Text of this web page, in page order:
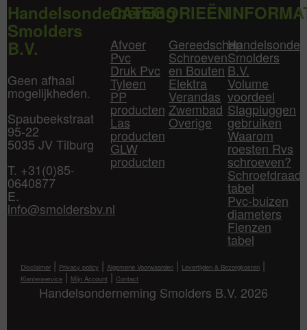
Handelsonderneming
Smolders
B.V.
Geen afhaal
mogelijkheden.
Spaubeekstraat
95-22
5035 JV Tilburg
T. +31(0)85-
0640877
E.
info@smoldersbv.nl
CATEGORIEËN
Afvoer
Pvc
Druk Pvc
Tyleen
PP
producten
Las
producten
GLW
producten
Gereedschap
Schroeven
en Bouten
Elektra
Verandas
Zwembad
Overige
Smolders
B.V.
Volume
voordeel
Slagpluggen
gebruiken
Waarom
roesten Rvs
schroeven?
Schroefdraad
tabel
Pvc-buizen
diameters
Flenzen
tabel
Disclaimer | Privacy policy | Algemene Voorwaarden | Levertijden & Bezorgkosten |
Klantenservice | Mijn Account | Contact
Handelsonderneming Smolders B.V. 2026